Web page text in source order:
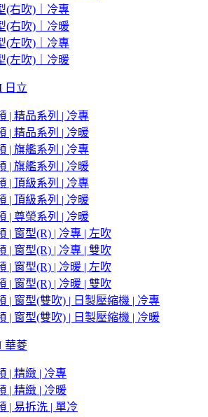
(右吹)｜冷專
(右吹)｜冷暖
(左吹)｜冷專
(左吹)｜冷暖
日立
| 精品系列 | 冷專
| 精品系列 | 冷暖
| 旗艦系列 | 冷專
| 旗艦系列 | 冷暖
| 頂級系列 | 冷專
| 頂級系列 | 冷暖
| 尊榮系列 | 冷暖
| 窗型(R) | 冷專 | 左吹
| 窗型(R) | 冷專 | 雙吹
| 窗型(R) | 冷暖 | 左吹
| 窗型(R) | 冷暖 | 雙吹
| 窗型(雙吹) | 日製壓縮機 | 冷專
| 窗型(雙吹) | 日製壓縮機 | 冷暖
華菱
| 精緻 | 冷專
| 精緻 | 冷暖
| 易拆洗 | 單冷